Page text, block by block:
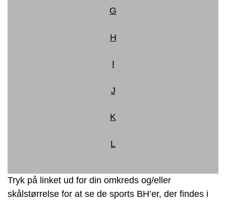
G
H
I
J
K
L
Tryk på linket ud for din omkreds og/eller
skålstørrelse for at se de sports BH’er, der findes i